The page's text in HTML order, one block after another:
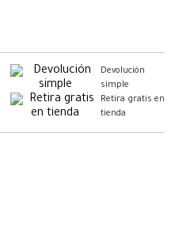
Devolución
simple
Retira gratis en
tienda